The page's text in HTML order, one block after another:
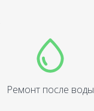
Ремонт после воды